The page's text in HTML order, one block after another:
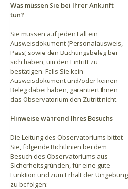
Was müssen Sie bei Ihrer Ankunft
tun?
Sie müssen auf jeden Fall ein
Ausweisdokument (Personalausweis,
Pass) sowie den Buchungsbeleg bei
sich haben, um den Eintritt zu
bestätigen. Falls Sie kein
Ausweisdokument und/oder keinen
Beleg dabei haben, garantiert Ihnen
das Observatorium den Zutritt nicht.
Hinweise während Ihres Besuchs
Die Leitung des Observatoriums bittet
Sie, folgende Richtlinien bei dem
Besuch des Observatoriums aus
Sicherheitsgründen, für eine gute
Funktion und zum Erhalt der Umgebung
zu befolgen: